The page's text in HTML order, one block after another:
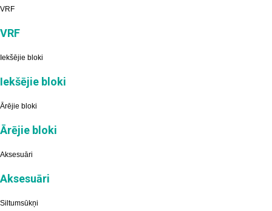
VRF
VRF
Iekšējie bloki
Iekšējie bloki
Ārējie bloki
Ārējie bloki
Aksesuāri
Aksesuāri
Siltumsūkņi